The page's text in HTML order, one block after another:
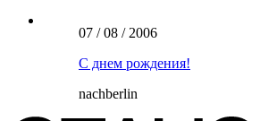
07 / 08 / 2006
С днем рождения!
nachberlin